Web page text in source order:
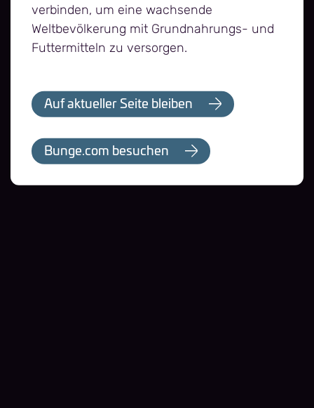
verbinden, um eine wachsende
Weltbevölkerung mit Grundnahrungs- und
Futtermitteln zu versorgen.
Auf aktueller Seite bleiben
Bunge.com besuchen